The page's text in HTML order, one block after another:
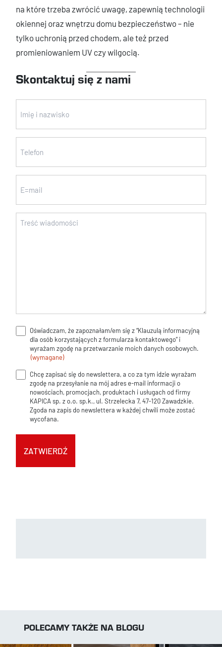
na które trzeba zwrócić uwagę, zapewnią technologii
okiennej oraz wnętrzu domu bezpieczeństwo – nie
tylko uchronią przed chodem, ale też przed
promieniowaniem UV czy wilgocią.
Skontaktuj się z nami
(wymagane)
Wiadomość
Klauzula
informacyjna
(wymagane)
Oświadczam, że zapoznałam/em się z “Klauzulą informacyjną
dla osób korzystających z formularza kontaktowego” i
wyrażam zgodę na przetwarzanie moich danych osobowych.
(wymagane)
Zgoda
newsletter
Chcę zapisać się do newslettera, a co za tym idzie wyrażam
zgodę na przesyłanie na mój adres e-mail informacji o
nowościach, promocjach, produktach i usługach od firmy
KAPICA sp. z o.o. sp.k., ul. Strzelecka 7, 47-120 Zawadzkie.
Zgoda na zapis do newslettera w każdej chwili może zostać
wycofana.
POLECAMY TAKŻE NA BLOGU